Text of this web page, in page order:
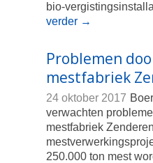
bio-
verder →
Problemen
mestfabriek
24 oktober 2017
verwachten
mestfabriek
250.000 ton mest